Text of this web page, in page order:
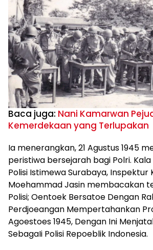
Baca juga: Nani Kamarwan
Kemerdekaan yang Terlupakan
Ia menerangkan, 21 Agustus 1945
peristiwa bersejarah bagi Polri.
Polisi Istimewa Surabaya, Inspektur
Moehammad Jasin membacakan
Polisi; Oentoek Bersatoe Dengan
Perdjoeangan Mempertahankan
Agoestoes 1945, Dengan Ini
SebagaIi Polisi Repoeblik Indonesia.